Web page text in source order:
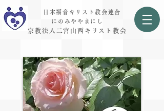
日本福音キリスト教会連合
にのみややまにし
宗教法人二宮山西キリスト教会